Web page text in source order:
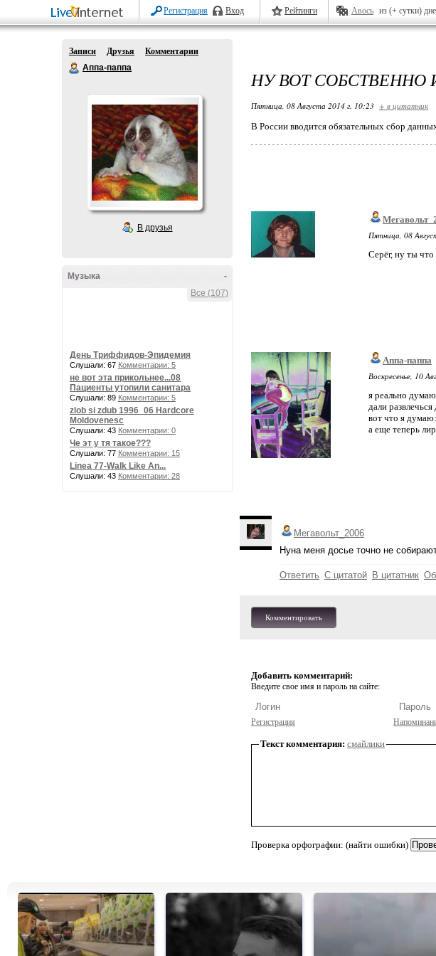
Регистрация Вход Рейтинги Авось из (+ сутки)
Записи Друзья
Комментарии
Аппа-паппа
В друзья
-
Музыка
Все (107)
День Триффидов-Эпидемия
Слушали: 67 Комментарии: 5
не вот эта прикольнее...08
Пациенты утопили санитара
Слушали: 89 Комментарии: 5
zlob si zdub 1996_06 Hardcore
Moldovenesc
Слушали: 43 Комментарии: 0
Че эт у тя такое???
Слушали: 77 Комментарии: 15
Linea 77-Walk Like An...
Слушали: 43 Комментарии: 28
НУ ВОТ
Пятница, 08 Августа 2014 г. 10:23 + в цитатник
В России вводится обязательных сбор
Пятница, 08
Серёг, ну ты
Аппа-паппа
Воскресенье, 10
я реально
дали
вот что я
а еще теперь
Мегавольт_2006
Нуна меня досье точно не
Ответить С цитатой В цитатник
Комментировать
Добавить комментарий:
Введите свое имя и пароль на сайте:
Регистрация
Текст комментария: смайлики
Проверка орфографии: (найти ошибки)